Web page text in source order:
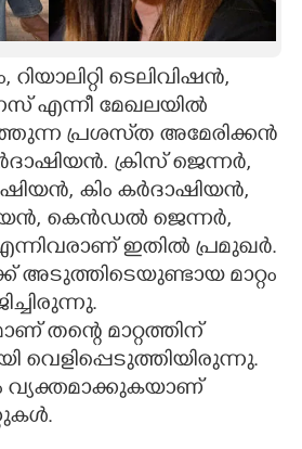
ടെലിവിഷൻ,
എന്നീ മേഖലയിൽ
പ്രശസ്‌ത അമേരിക്കൻ
ക്രിസ് ജെന്നർ,
കിം കർദാഷിയൻ,
കെൻഡൽ ജെന്നർ,
ഇതിൽ പ്രമുഖർ.
അടുത്തിടെയുണ്ടായ മാറ്റം
തന്റെ മാറ്റത്തിന്
വെളിപ്പെടുത്തിയിരുന്നു.
വ്യക്തമാക്കുകയാണ്